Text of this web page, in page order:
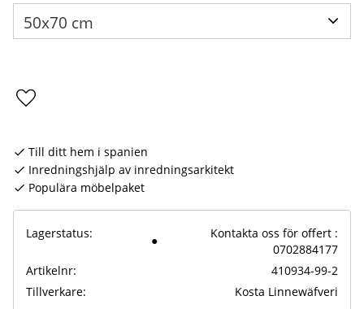
Lägg till i favoriter
Till ditt hem i spanien
Inredningshjälp av inredningsarkitekt
Populära möbelpaket
Lagerstatus
Kontakta oss för offert :
0702884177
Artikelnr
410934-99-2
Tillverkare
Kosta Linnewäfveri